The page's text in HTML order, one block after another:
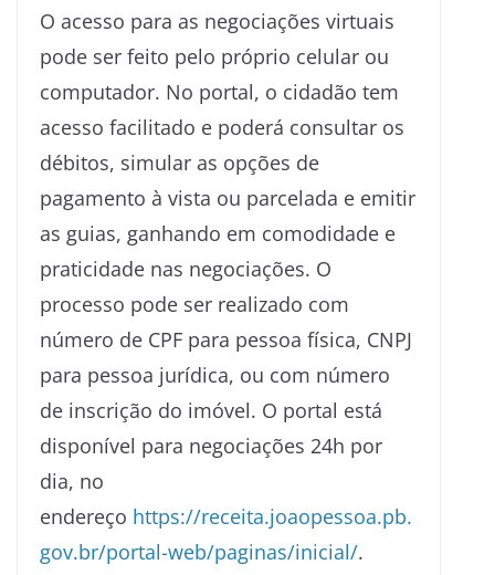
O acesso para as negociações virtuais
pode ser feito pelo próprio celular ou
computador. No portal, o cidadão tem
acesso facilitado e poderá consultar os
débitos, simular as opções de
pagamento à vista ou parcelada e emitir
as guias, ganhando em comodidade e
praticidade nas negociações. O
processo pode ser realizado com
número de CPF para pessoa física, CNPJ
para pessoa jurídica, ou com número
de inscrição do imóvel. O portal está
disponível para negociações 24h por
dia, no
endereço https://receita.joaopessoa.pb.
gov.br/portal-web/paginas/inicial/.